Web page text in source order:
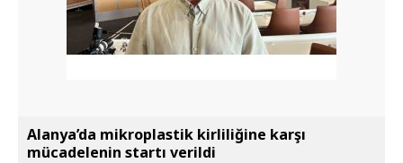
Alanya’da mikroplastik kirliliğine karşı
mücadelenin startı verildi